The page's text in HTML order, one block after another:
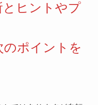
ヒントやプ
ポイントを